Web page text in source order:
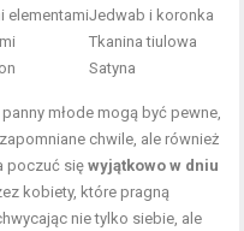
elementamiJedwab i koronka
Tkanina tiulowa
Satyna
młode mogą być pewne,
chwile, ale również
poczuć sięwyjątkowo w dniu
kobiety, które pragną
nie tylko siebie, ale